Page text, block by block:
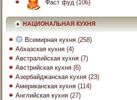
Фаст фуд (106)
НАЦИОНАЛЬНАЯ КУХНЯ
Всемирная кухня (258)
Абхазская кухня (4)
Австралийская кухня (7)
Австрийская кухня (6)
Азербайджанская кухня (23)
Американская кухня (114)
Английская кухня (27)